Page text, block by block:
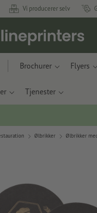
Vi producerer selv
Brochurer Flyers
Tjenester
Ølbrikker Ølbrikker